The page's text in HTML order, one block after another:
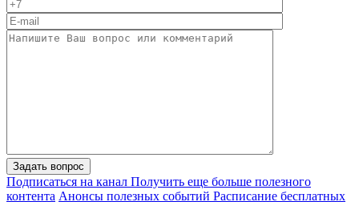
Задать вопрос
Подписаться на канал Получить еще больше полезного
контента Анонсы полезных событий Расписание бесплатных